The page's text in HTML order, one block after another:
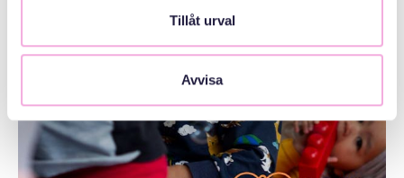
Tillåt urval
Avvisa